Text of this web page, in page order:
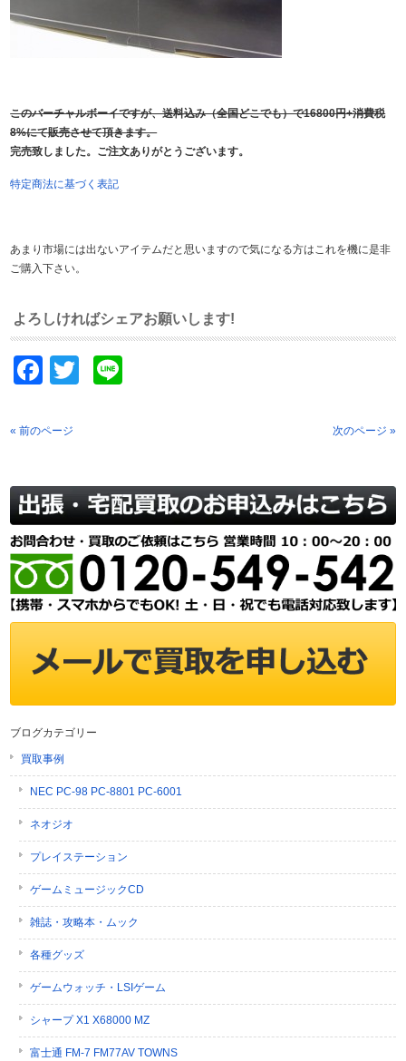
このバーチャルボーイですが、送料込み（全国どこでも）で16800円+消費税
8%にて販売させて頂きます。
完売致しました。ご注文ありがとうございます。
特定商法に基づく表記
あまり市場には出ないアイテムだと思いますので気になる方はこれを機に是非
ご購入下さい。
よろしければシェアお願いします!
Facebook
Twitter
« 前のページ 次のページ »
ブログカテゴリー
買取事例
NEC PC-98 PC-8801 PC-6001
ネオジオ
プレイステーション
ゲームミュージックCD
雑誌・攻略本・ムック
各種グッズ
ゲームウォッチ・LSIゲーム
シャープ X1 X68000 MZ
富士通 FM-7 FM77AV TOWNS